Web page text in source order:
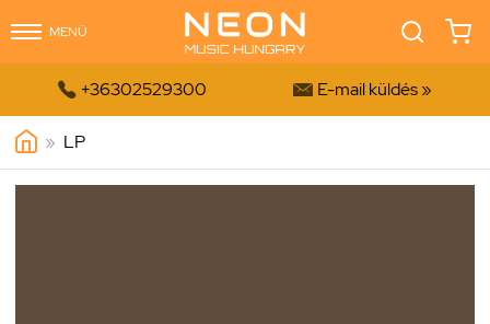
MENÜ
 +36302529300  E-mail küldés »
» LP